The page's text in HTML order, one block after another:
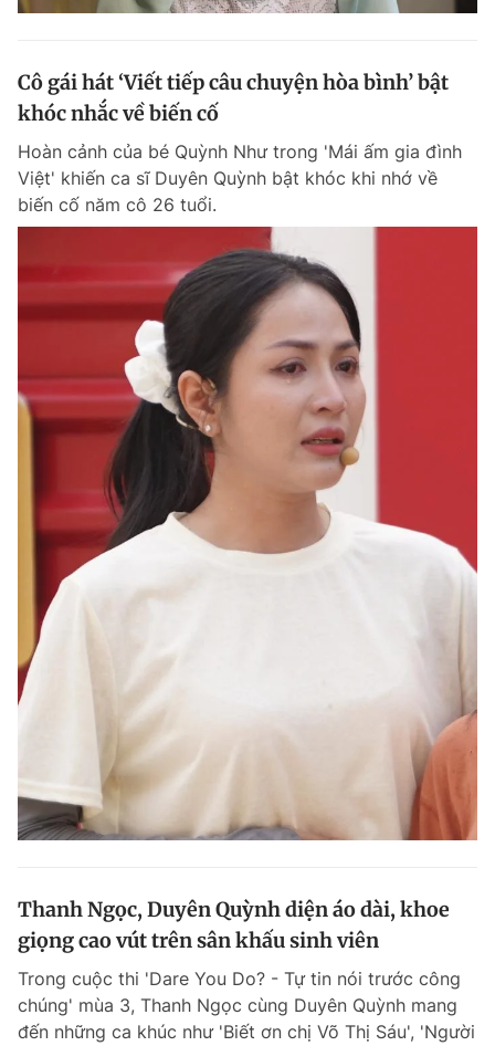
Cô gái hát ‘Viết tiếp câu chuyện hòa bình’ bật
khóc nhắc về biến cố
Hoàn cảnh của bé Quỳnh Như trong 'Mái ấm gia đình
Việt' khiến ca sĩ Duyên Quỳnh bật khóc khi nhớ về
biến cố năm cô 26 tuổi.
Thanh Ngọc, Duyên Quỳnh diện áo dài, khoe
giọng cao vút trên sân khấu sinh viên
Trong cuộc thi 'Dare You Do? - Tự tin nói trước công
chúng' mùa 3, Thanh Ngọc cùng Duyên Quỳnh mang
đến những ca khúc như 'Biết ơn chị Võ Thị Sáu', 'Người